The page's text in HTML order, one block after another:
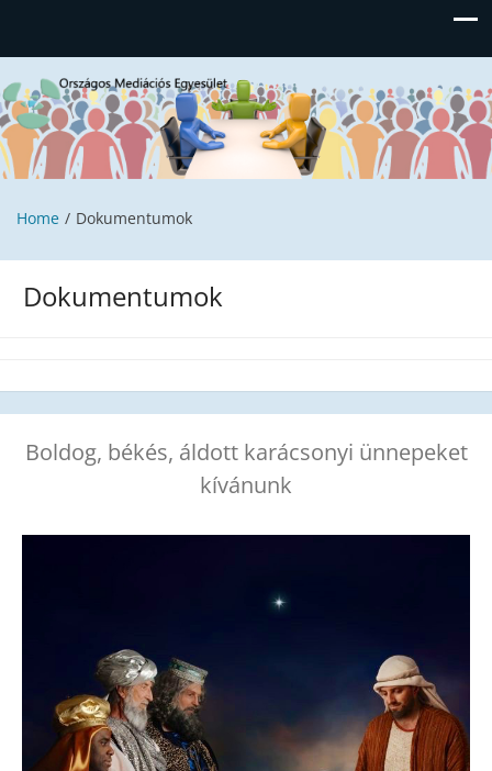
Országos Mediációs Egyesület
Home Dokumentumok
Dokumentumok
Boldog, békés, áldott karácsonyi ünnepeket
kívánunk